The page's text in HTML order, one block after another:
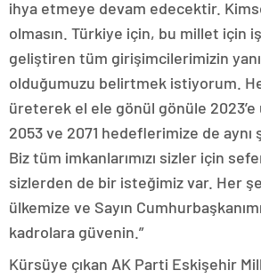
ihya etmeye devam edecektir.
olmasın. Türkiye için, bu millet için
geliştiren tüm girişimcilerimizin
olduğumuzu belirtmek istiyorum.
üreterek el ele gönül gönüle 2023’e
2053 ve 2071 hedeflerimize de aynı
Biz tüm imkanlarımızı sizler için
sizlerden de bir isteğimiz var. Her
ülkemize ve Sayın
kadrolara güvenin.”
Kürsüye çıkan AK Parti Eskişehir